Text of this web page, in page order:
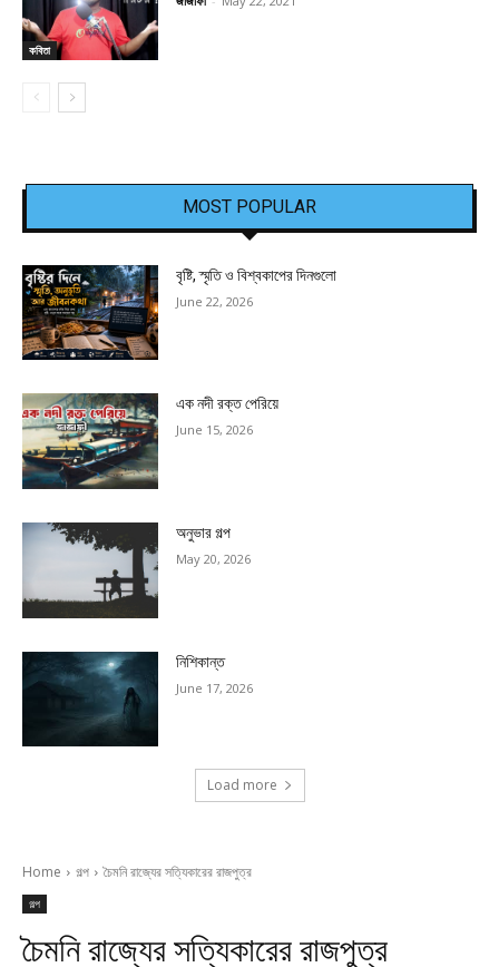
কবিতা
MOST POPULAR
বৃষ্টি, স্মৃতি ও বিশ্বকাপের দিনগুলো
June 22, 2026
এক নদী রক্ত পেরিয়ে
June 15, 2026
অনুভার গল্প
May 20, 2026
নিশিকান্ত
June 17, 2026
Load more